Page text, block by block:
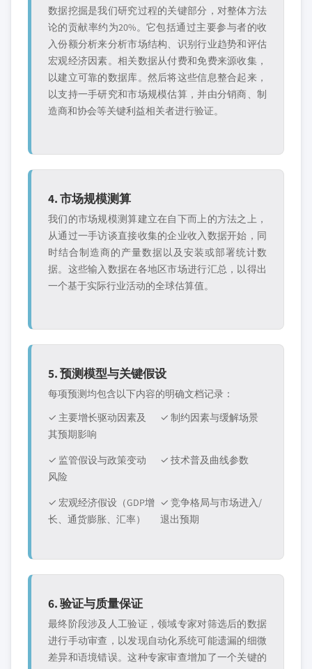
数据挖掘是我们研究过程的关键部分，对整体方法
论的贡献率约为20%。它包括通过主要参与者的收
入份额分析来分析市场结构、识别行业趋势和评估
宏观经济因素。相关数据从付费和免费来源收集，
以建立可靠的数据库。然后将这些信息整合起来，
以支持一手研究和市场规模估算，并由分销商、制
造商和协会等关键利益相关者进行验证。
4. 市场规模测算
我们的市场规模测算建立在自下而上的方法之上，
从通过一手访谈直接收集的企业收入数据开始，同
时结合制造商的产量数据以及安装或部署统计数
据。这些输入数据在各地区市场进行汇总，以得出
一个基于实际行业活动的全球估算值。
5. 预测模型与关键假设
每项预测均包含以下内容的明确文档记录：
✓ 主要增长驱动因素及
其预期影响
✓ 制约因素与缓解场景
✓ 监管假设与政策变动
风险
✓ 技术普及曲线参数
✓ 宏观经济假设（GDP增
长、通货膨胀、汇率）
✓ 竞争格局与市场进入/
退出预期
6. 验证与质量保证
最终阶段涉及人工验证，领域专家对筛选后的数据
进行手动审查，以发现自动化系统可能遗漏的细微
差异和语境错误。这种专家审查增加了一个关键的